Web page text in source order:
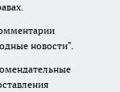
новости".